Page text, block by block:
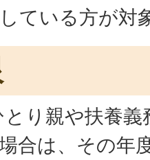
ている方が対
り親や扶養
合は、その年